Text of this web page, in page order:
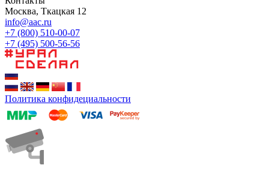
Москва, Ткацкая 12
info@aac.ru
+7 (800) 510-00-07
+7 (495) 500-56-56
Политика конфидециальности